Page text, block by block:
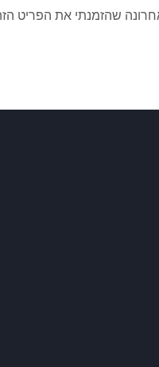
שהזמנתי את